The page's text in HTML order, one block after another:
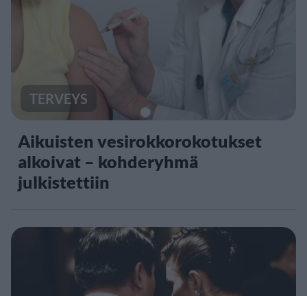
TERVEYS
Aikuisten vesirokkorokotukset
alkoivat – kohderyhmä
julkistettiin